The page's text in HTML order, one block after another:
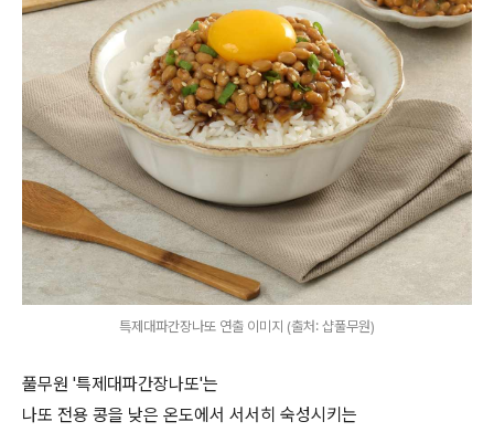
특제대파간장나또 연출 이미지 (출처: 샵풀무원)
풀무원 '특제대파간장나또'는
나또 전용 콩을 낮은 온도에서 서서히 숙성시키는